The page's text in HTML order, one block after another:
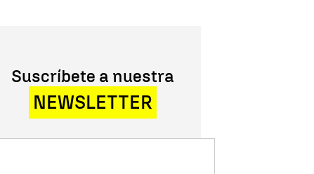
Suscríbete a nuestra
NEWSLETTER